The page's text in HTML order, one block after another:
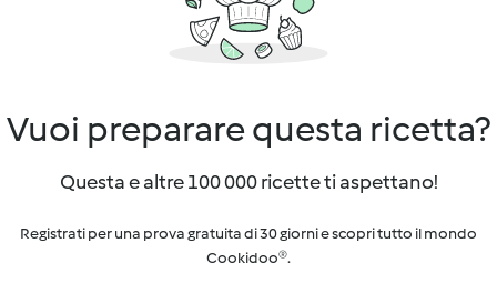
Vuoi preparare questa ricetta?
Questa e altre 100 000 ricette ti aspettano!
Registrati per una prova gratuita di 30 giorni e scopri tutto il mondo
Cookidoo®.